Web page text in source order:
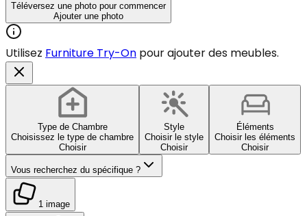
Téléversez une photo pour commencer
Ajouter une photo
Utilisez Furniture Try-On pour ajouter des meubles.
Type de Chambre
Choisissez le type de chambre
Choisir
Style
Choisir le style
Choisir
Éléments
Choisir les éléments
Choisir
Vous recherchez du spécifique ?
1 image